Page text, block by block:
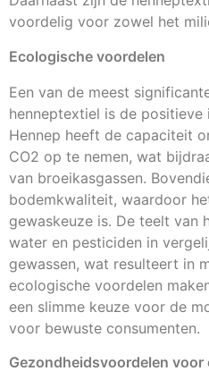
voordelig voor zowel het
Ecologische voordelen
Een van de meest
henneptextiel is de
Hennep heeft de capaciteit
CO2 op te nemen, wat
van broeikasgassen.
bodemkwaliteit, waardoor
gewaskeuze is. De teelt van
water en pesticiden in
gewassen, wat resulteert in
ecologische voordelen
een slimme keuze voor de
voor bewuste consumenten.
Gezondheidsvoordelen voor